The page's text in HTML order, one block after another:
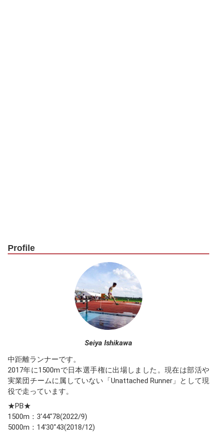
Profile
Seiya Ishikawa
中距離ランナーです。
2017年に1500mで日本選手権に出場しました。現在は部活や
実業団チームに属していない「Unattached Runner」として現
役で走っています。
★PB★
1500m：3'44"78(2022/9)
5000m：14'30"43(2018/12)